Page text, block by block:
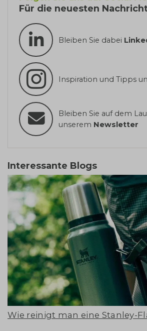
Für die neuesten
Bleiben Sie dabei
Inspiration und Tipps
Bleiben Sie auf dem
unserem Newsletter
Interessante Blogs
Wie reinigt man eine Stanley-